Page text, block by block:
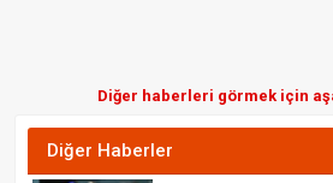
Diğer haberleri görmek için
Diğer Haberler